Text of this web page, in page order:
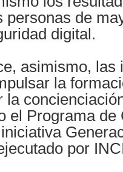
personas de
digital.
asimismo, las
la
la
el Programa de
por